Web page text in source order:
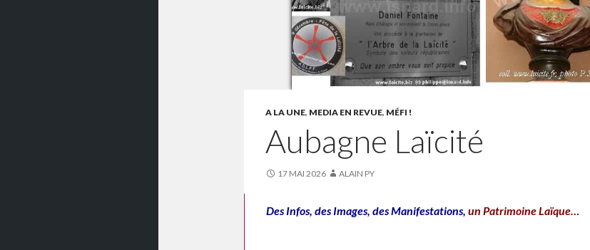
A LA UNE, MEDIA EN REVUE, MÉFI !
Aubagne Laïcité
17 MAI 2026 ALAIN PY
Des Infos, des Images, des Manifestations, un Patrimoine Laïque…